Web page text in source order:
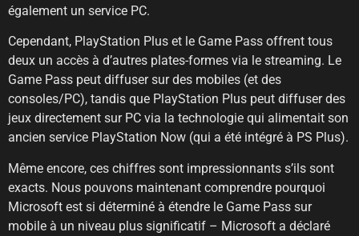
également un service PC.
Cependant, PlayStation Plus et le Game Pass offrent tous
deux un accès à d’autres plates-formes via le streaming. Le
Game Pass peut diffuser sur des mobiles (et des
consoles/PC), tandis que PlayStation Plus peut diffuser des
jeux directement sur PC via la technologie qui alimentait son
ancien service PlayStation Now (qui a été intégré à PS Plus).
Même encore, ces chiffres sont impressionnants s’ils sont
exacts. Nous pouvons maintenant comprendre pourquoi
Microsoft est si déterminé à étendre le Game Pass sur
mobile à un niveau plus significatif – Microsoft a déclaré